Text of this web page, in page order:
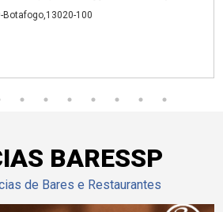
Botafogo,13020-100
BARESSP
de Bares e Restaurantes